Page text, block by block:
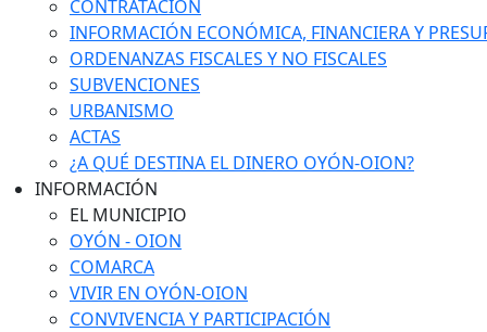
CONTRATACIÓN
INFORMACIÓN ECONÓMICA, FINANCIERA Y
ORDENANZAS FISCALES Y NO FISCALES
SUBVENCIONES
URBANISMO
ACTAS
¿A QUÉ DESTINA EL DINERO OYÓN-OION?
INFORMACIÓN
EL MUNICIPIO
OYÓN - OION
COMARCA
VIVIR EN OYÓN-OION
CONVIVENCIA Y PARTICIPACIÓN